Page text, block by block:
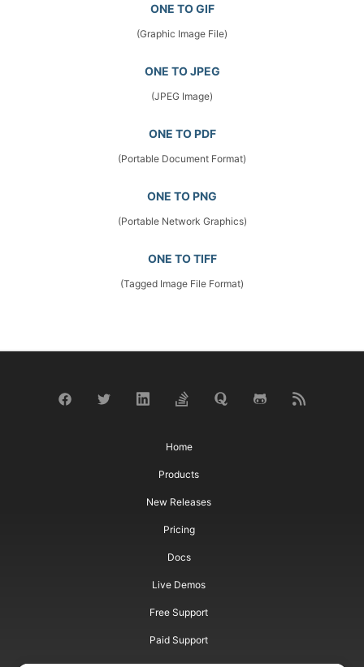
ONE TO GIF
(Graphic Image File)
ONE TO JPEG
(JPEG Image)
ONE TO PDF
(Portable Document Format)
ONE TO PNG
(Portable Network Graphics)
ONE TO TIFF
(Tagged Image File Format)
Home
Products
New Releases
Pricing
Docs
Live Demos
Free Support
Paid Support